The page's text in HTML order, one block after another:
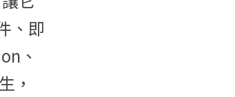
、即
、
，